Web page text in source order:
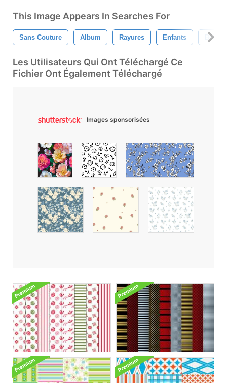
This Image Appears In Searches For
Sans Couture Album Rayures Enfants Bébés
Les Utilisateurs Qui Ont Téléchargé Ce
Fichier Ont Également Téléchargé
Images sponsorisées